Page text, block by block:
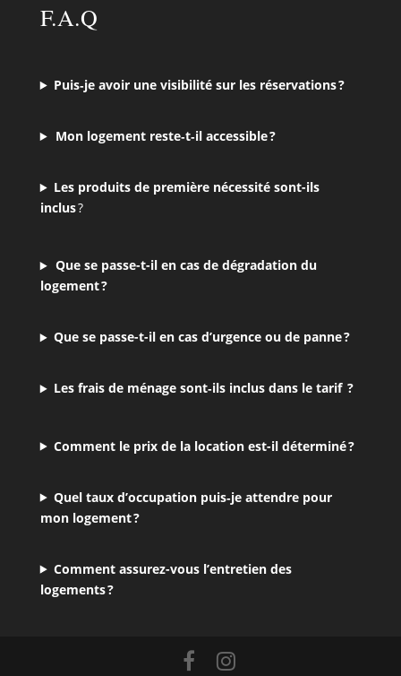
F.A.Q
Puis‑je avoir une visibilité sur les réservations ?
Mon logement reste‑t‑il accessible ?
Les produits de première nécessité sont-ils
inclus?
Que se passe-t-il en cas de dégradation du
logement ?
Que se passe-t-il en cas d’urgence ou de panne ?
Les frais de ménage sont‑ils inclus dans le tarif ?
Comment le prix de la location est-il déterminé ?
Quel taux d’occupation puis‑je attendre pour
mon logement ?
Comment assurez-vous l’entretien des
logements ?